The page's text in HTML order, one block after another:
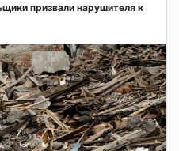
призвали нарушителя к